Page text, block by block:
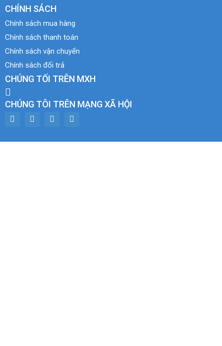
CHÍNH SÁCH
Chính sách mua hàng
Chính sách thanh toán
Chính sách vận chuyển
Chính sách đổi trả
CHÚNG TỐI TRÊN MXH
CHÚNG TÔI TRÊN MẠNG XÃ HỘI